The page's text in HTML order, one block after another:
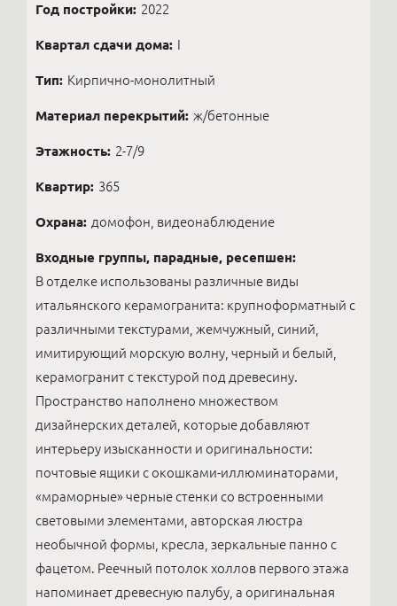
Год постройки: 2022
Квартал сдачи дома: I
Тип: Кирпично-монолитный
Материал перекрытий: ж/бетонные
Этажность: 2-7/9
Квартир: 365
Охрана: домофон, видеонаблюдение
Входные группы, парадные, ресепшен:
В отделке использованы различные виды
итальянского керамогранита: крупноформатный с
различными текстурами, жемчужный, синий,
имитирующий морскую волну, черный и белый,
керамогранит с текстурой под древесину.
Пространство наполнено множеством
дизайнерских деталей, которые добавляют
интерьеру изысканности и оригинальности:
почтовые ящики с окошками-иллюминаторами,
«мраморные» черные стенки со встроенными
световыми элементами, авторская люстра
необычной формы, кресла, зеркальные панно с
фацетом. Реечный потолок холлов первого этажа
напоминает древесную палубу, а оригинальная